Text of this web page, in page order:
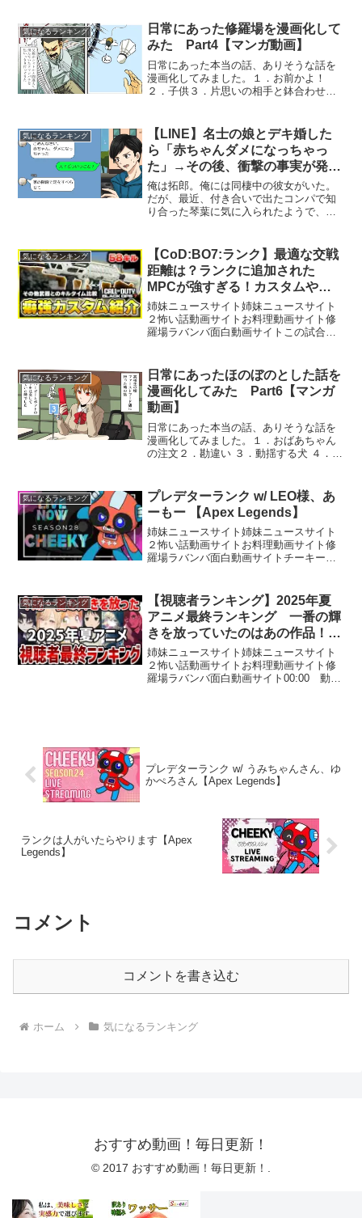
気になるランキング
日常にあった修羅場を漫画化して
みた Part4【マンガ動画】
日常にあった本当の話、ありそうな話を
漫画化してみました。１．お前かよ！
２．子供３．片思いの相手と鉢合わせ
して掲載しているマンガ動画チャンネル
です。ファンアートを含めた他社...
気になるランキング
【LINE】名士の娘とデキ婚した
ら「赤ちゃんダメになっちゃっ
た」→その後、衝撃の事実が発
覚…
俺は拓郎。俺には同棲中の彼女がいた。
だが、最近、付き合いで出たコンパで知
り合った琴葉に気に入られたようで、彼
るLINE話」のチャンネル登録をよろしく
お願いします。※動画...
気になるランキング
【CoD:BO7:ランク】最適な交戦
距離は？ランクに追加された
MPCが強すぎる！カスタムや他
ランク武器とのTTK比較も！【ぐ
っぴー】
姉妹ニュースサイト姉妹ニュースサイト
２怖い話動画サイトお料理動画サイト修
羅場ラバンバ面白動画サイトこの試合の
ここに書いてください！匿名で送れま
す。(※返信等は出来ません...
気になるランキング
日常にあったほのぼのとした話を
漫画化してみた Part6【マンガ
動画】
日常にあった本当の話、ありそうな話を
漫画化してみました。１．おばあちゃん
の注文２．勘違い ３．動揺する犬 ４．不
いるマンガ動画チャンネルです。ファン
アートを含めた他社の...
気になるランキング
プレデターランク w/ LEO様、あ
ーもー 【Apex Legends】
姉妹ニュースサイト姉妹ニュースサイト
２怖い話動画サイトお料理動画サイト修
羅場ラバンバ面白動画サイトチーキーで
Donation (寄付)はこちら！Supp...
気になるランキング
【視聴者ランキング】2025年夏
アニメ最終ランキング 一番の輝
きを放っていたのはあの作品！
【2025年夏アニメ】
姉妹ニュースサイト姉妹ニュースサイト
２怖い話動画サイトお料理動画サイト修
羅場ラバンバ面白動画サイト00:00 動画
プレデターランク w/ うみちゃんさん、ゆ
かぺろさん【Apex Legends】
ランクは人がいたらやります【Apex
Legends】
コメント
コメントを書き込む
ホーム 気になるランキング
おすすめ動画！毎日更新！
© 2017 おすすめ動画！毎日更新！.